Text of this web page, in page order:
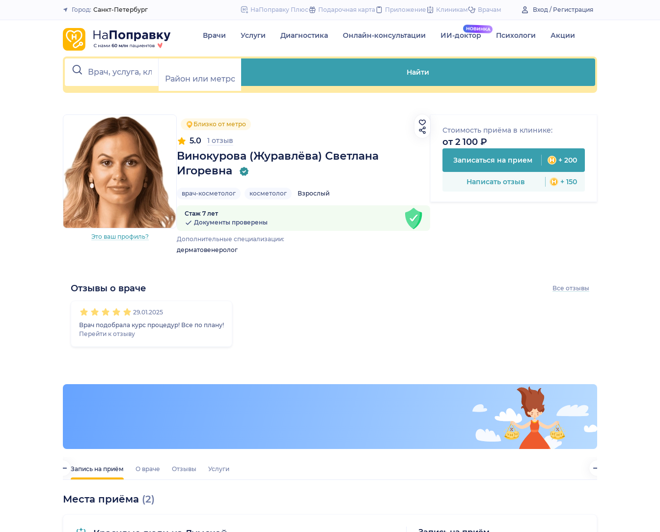
to
Закрыть
Город: Санкт-Петербург НаПоправку Плюс Подарочная карта Приложение Клиникам Врачам Вход / Регистрация
Врачи Услуги Диагностика Онлайн-консультации ИИ-доктор Психологи Акции
Найти
Это ваш профиль?
Близко от метро
Винокурова (Журавлёва) Светлана
Игоревна
5.0 1 отзыв
врач-косметолог косметолог Взрослый
Стаж 7 лет
Документы проверены
Дополнительные специализации:
дерматовенеролог
Стоимость приёма в клинике:
от 2 100 ₽
Записаться на прием + 200
Написать отзыв + 150
Запись на приём О враче Отзывы Услуги
Места приёма (2)
Отзывы о враче Все отзывы
29.01.2025
Врач подобрала курс процедур! Все по плану!
Перейти к отзыву